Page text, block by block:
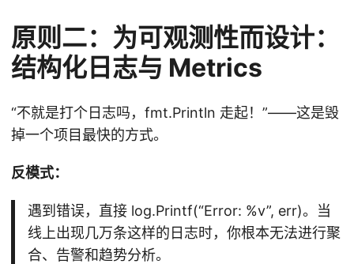
原则二：为可观测性而设计：
结构化日志与 Metrics
“不就是打个日志吗，fmt.Println 走起！”——这是毁
掉一个项目最快的方式。
反模式：
遇到错误，直接 log.Printf(“Error: %v”, err)。当
线上出现几万条这样的日志时，你根本无法进行聚
合、告警和趋势分析。